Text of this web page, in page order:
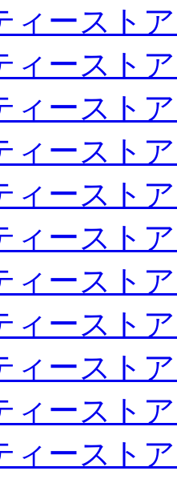
ィースト
ィースト
ィースト
ィースト
ィースト
ィースト
ィースト
ィースト
ィースト
ィースト
ィースト